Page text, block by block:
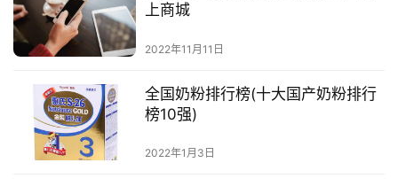
上商城
2022年11月11日
全国奶粉排行榜(十大国产奶粉排行
榜10强)
2022年1月3日